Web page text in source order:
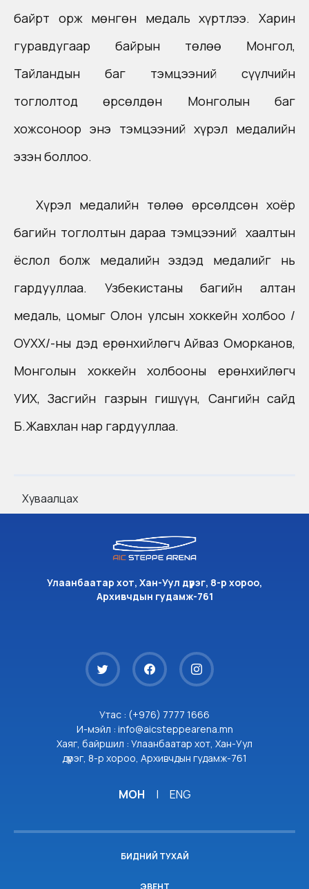
байрт орж мөнгөн медаль хүртлээ. Харин
гуравдугаар байрын төлөө Монгол,
Тайландын баг тэмцээний сүүлчийн
тоглолтод өрсөлдөн Монголын баг
хожсоноор энэ тэмцээний хүрэл медалийн
эзэн боллоо.
Хүрэл медалийн төлөө өрсөлдсөн хоёр
багийн тоглолтын дараа тэмцээний хаалтын
ёслол болж медалийн эздэд медалийг нь
гардууллаа. Узбекистаны багийн алтан
медаль, цомыг Олон улсын хоккейн холбоо /
ОУХХ/-ны дэд ерөнхийлөгч Айваз Оморканов,
Монголын хоккейн холбооны ерөнхийлөгч
УИХ, Засгийн газрын гишүүн, Сангийн сайд
Б.Жавхлан нар гардууллаа.
Хуваалцах
Улаанбаатар хот, Хан-Уул дүүрэг, 8-р хороо,
Архивчдын гудамж-761
Утас : (+976) 7777 1666
И-мэйл : info@aicsteppearena.mn
Хаяг, байршил : Улаанбаатар хот, Хан-Уул
дүүрэг, 8-р хороо, Архивчдын гудамж-761
МОН | ENG
БИДНИЙ ТУХАЙ
ЭВЕНТ